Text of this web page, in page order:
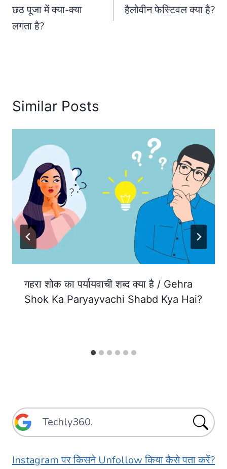
navigation
छठ पूजा में क्या-क्या
लगता है?
हैलोवीन फेस्टिवल क्या है?
Similar Posts
गहरा शोक का पर्यायवाची शब्द क्या है / Gehra
Shok Ka Paryayvachi Shabd Kya Hai?
Instagram पर किसने Unfollow किया कैसे पता करें?